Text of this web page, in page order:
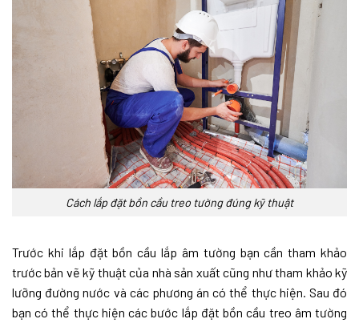
Cách lắp đặt bồn cầu treo tường đúng kỹ thuật
Trước khi lắp đặt bồn cầu lắp âm tường bạn cần tham khảo
trước bản vẽ kỹ thuật của nhà sản xuất cũng như tham khảo kỹ
lưỡng đường nước và các phương án có thể thực hiện. Sau đó
bạn có thể thực hiện các bước lắp đặt bồn cầu treo âm tường